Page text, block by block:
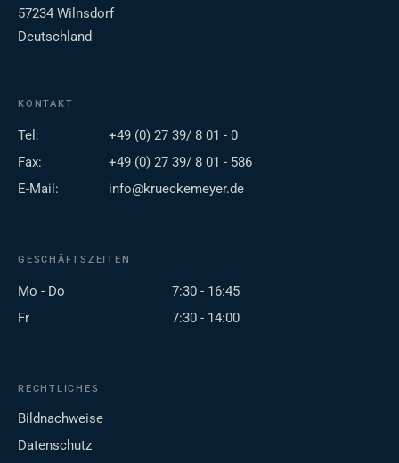
57234 Wilnsdorf
Deutschland
KONTAKT
Tel:
+49 (0) 27 39/ 8 01 - 0
Fax:
+49 (0) 27 39/ 8 01 - 586
E-Mail:
info@krueckemeyer.de
GESCHÄFTSZEITEN
Mo - Do
7:30 - 16:45
Fr
7:30 - 14:00
RECHTLICHES
Bildnachweise
Datenschutz